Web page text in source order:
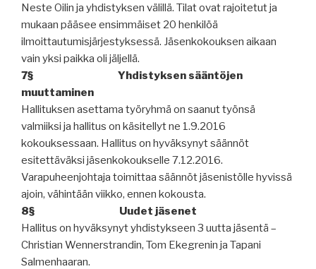
Neste Oilin ja yhdistyksen välillä. Tilat ovat rajoitetut ja
mukaan pääsee ensimmäiset 20 henkilöä
ilmoittautumisjärjestyksessä. Jäsenkokouksen aikaan
vain yksi paikka oli jäljellä.
7§
Yhdistyksen sääntöjen
muuttaminen
Hallituksen asettama työryhmä on saanut työnsä
valmiiksi ja hallitus on käsitellyt ne 1.9.2016
kokouksessaan. Hallitus on hyväksynyt säännöt
esitettäväksi jäsenkokoukselle 7.12.2016.
Varapuheenjohtaja toimittaa säännöt jäsenistölle hyvissä
ajoin, vähintään viikko, ennen kokousta.
8§
Uudet jäsenet
Hallitus on hyväksynyt yhdistykseen 3 uutta jäsentä –
Christian Wennerstrandin, Tom Ekegrenin ja Tapani
Salmenhaaran.